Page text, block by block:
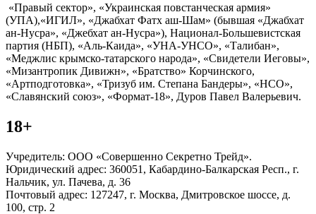
«Правый сектор», «Украинская повстанческая армия»
(УПА),«ИГИЛ», «Джабхат Фатх аш-Шам» (бывшая «Джабхат
ан-Нусра», «Джебхат ан-Нусра»), Национал-Большевистская
партия (НБП), «Аль-Каида», «УНА-УНСО», «Талибан»,
«Меджлис крымско-татарского народа», «Свидетели Иеговы»,
«Мизантропик Дивижн», «Братство» Корчинского,
«Артподготовка», «Тризуб им. Степана Бандеры», «НСО»,
«Славянский союз», «Формат-18», Дуров Павел Валерьевич.
18+
Учредитель: ООО «Совершенно Секретно Трейд».
Юридический адрес: 360051, Кабардино-Балкарская Респ., г.
Нальчик, ул. Пачева, д. 36
Почтовый адрес: 127247, г. Москва, Дмитровское шоссе, д.
100, стр. 2